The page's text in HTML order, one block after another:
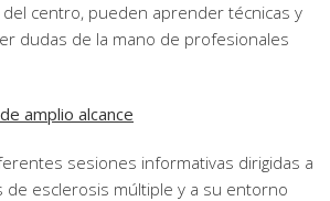
centro, pueden aprender técnicas y
dudas de la mano de profesionales
amplio alcance
sesiones informativas dirigidas a
de esclerosis múltiple y a su entorno